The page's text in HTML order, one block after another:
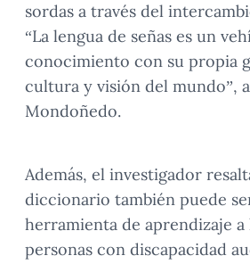
sordas a través del
“La lengua de señas es un
conocimiento con su propia
cultura y visión del mundo”,
Mondoñedo.
Además, el investigador
diccionario también puede
herramienta de aprendizaje a
personas con discapacidad